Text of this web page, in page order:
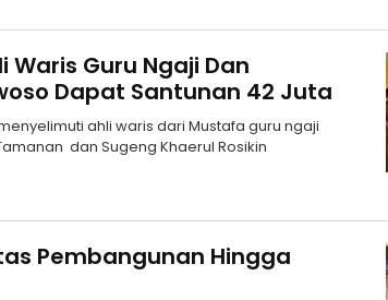
Waris Guru Ngaji Dan
Dapat Santunan 42 Juta
ahli waris dari Mustafa guru ngaji
dan Sugeng Khaerul Rosikin
Pembangunan Hingga